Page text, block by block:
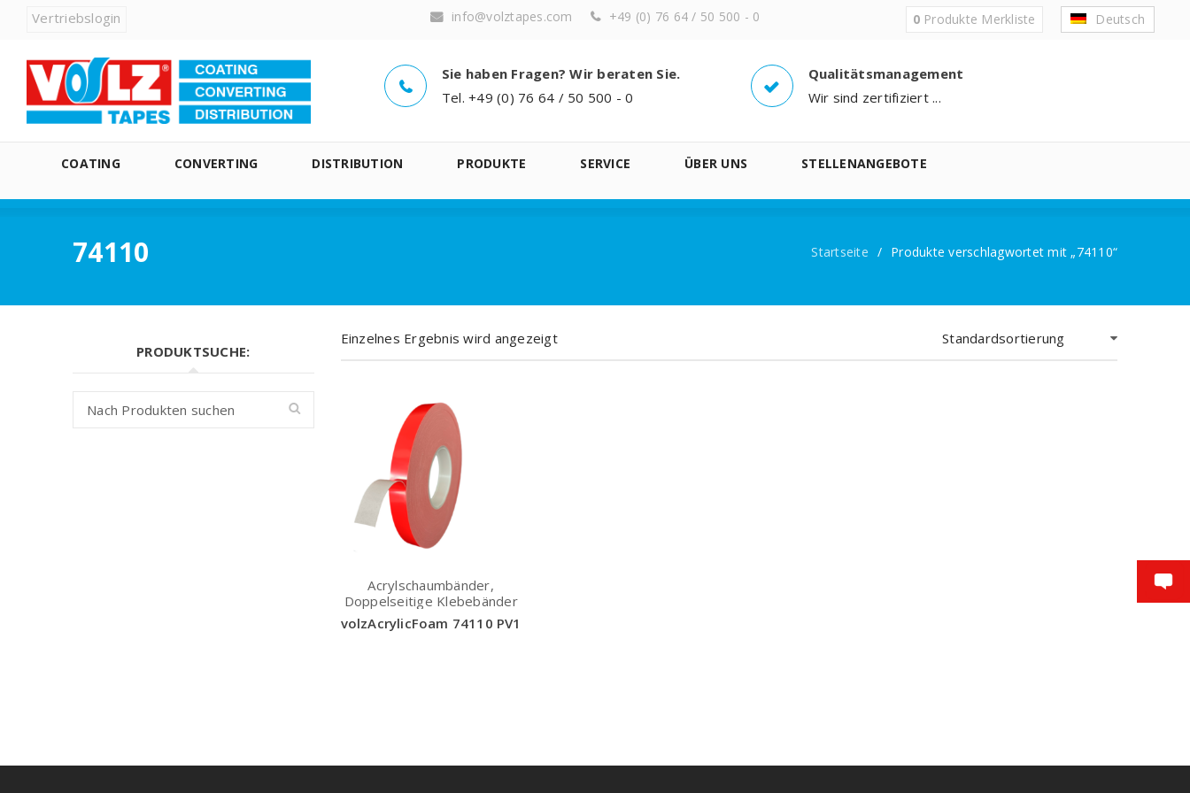
Vertriebslogin info@volztapes.com +49 (0) 76 64 / 50 500 - 0 0Produkte Merkliste Deutsch
Sie haben Fragen? Wir beraten Sie.
Tel. +49 (0) 76 64 / 50 500 - 0
Qualitätsmanagement
Wir sind zertifiziert ...
COATING CONVERTING DISTRIBUTION PRODUKTE SERVICE ÜBER UNS STELLENANGEBOTE
74110 Startseite / Produkte verschlagwortet mit „74110“
PRODUKTSUCHE:
Einzelnes Ergebnis wird angezeigt Standardsortierung
Acrylschaumbänder,
Doppelseitige Klebebänder
volzAcrylicFoam 74110 PV1